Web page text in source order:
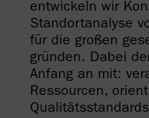
entwickeln wir
Standortanalyse
für die großen
gründen. Dabei
Anfang an mit:
Ressourcen,